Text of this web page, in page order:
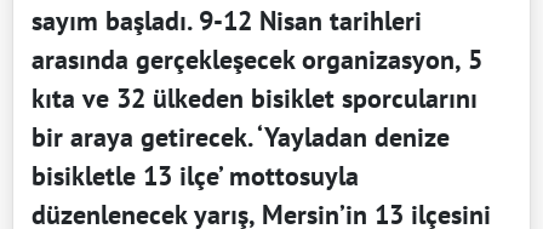
sayım başladı. 9-12 Nisan tarihleri
arasında gerçekleşecek organizasyon, 5
kıta ve 32 ülkeden bisiklet sporcularını
bir araya getirecek. ‘Yayladan denize
bisikletle 13 ilçe’ mottosuyla
düzenlenecek yarış, Mersin’in 13 ilçesini